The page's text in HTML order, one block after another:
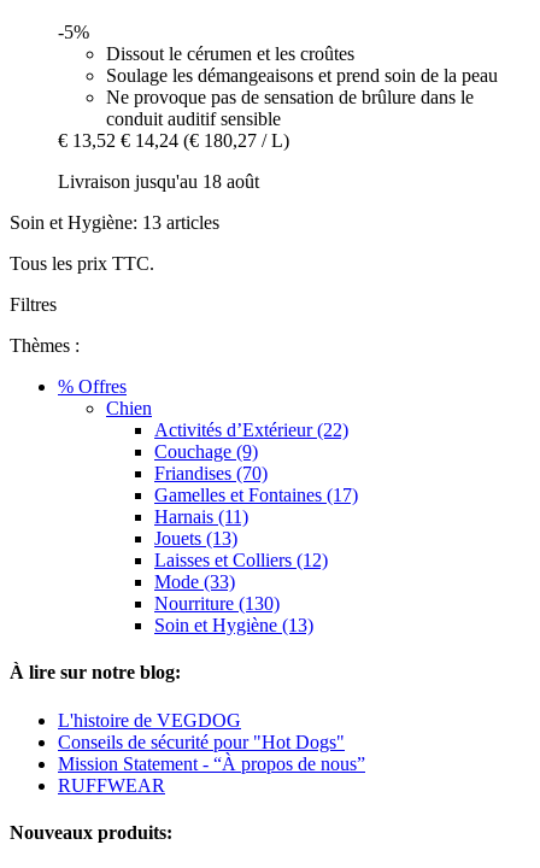
-5%
Dissout le cérumen et les croûtes
Soulage les démangeaisons et prend soin de la peau
Ne provoque pas de sensation de brûlure dans le
conduit auditif sensible
€ 13,52 € 14,24 (€ 180,27 / L)
Livraison jusqu'au 18 août
Soin et Hygiène: 13 articles
Tous les prix TTC.
Filtres
Thèmes :
% Offres
Chien
Activités d’Extérieur (22)
Couchage (9)
Friandises (70)
Gamelles et Fontaines (17)
Harnais (11)
Jouets (13)
Laisses et Colliers (12)
Mode (33)
Nourriture (130)
Soin et Hygiène (13)
À lire sur notre blog:
L'histoire de VEGDOG
Conseils de sécurité pour "Hot Dogs"
Mission Statement - “À propos de nous”
RUFFWEAR
Nouveaux produits: